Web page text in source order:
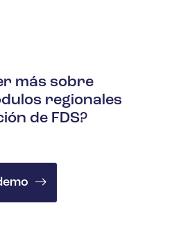
más sobre
regionales
de FDS?